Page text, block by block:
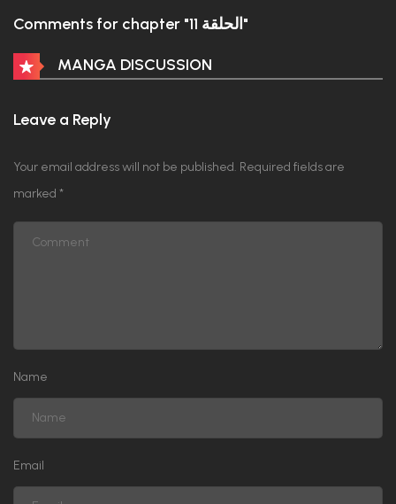
Comments for chapter "الحلقة 11"
MANGA DISCUSSION
Leave a Reply
Your email address will not be published. Required fields are
marked *
Name
Email